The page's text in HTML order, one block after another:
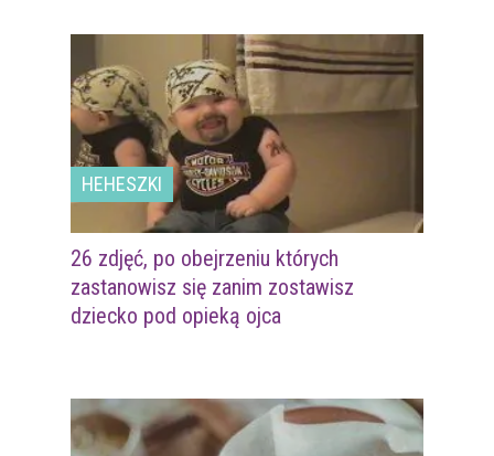
HEHESZKI
26 zdjęć, po obejrzeniu których
zastanowisz się zanim zostawisz
dziecko pod opieką ojca